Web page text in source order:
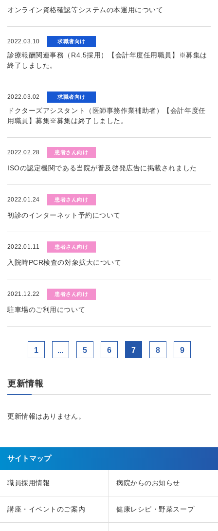
オンライン資格確認等システムの本運用について
2022.03.10 求職者向け
診療報酬関連事務（R4.5採用）【会計年度任用職員】※募集は
終了しました。
2022.03.02 求職者向け
ドクターズアシスタント（医師事務作業補助者）【会計年度任
用職員】募集※募集は終了しました。
2022.02.28 患者さん向け
ISOの認定機関である当院が普及啓発広告に掲載されました
2022.01.24 患者さん向け
初診のインターネット予約について
2022.01.11 患者さん向け
入院時PCR検査の対象拡大について
2021.12.22 患者さん向け
駐車場のご利用について
1 ... 5 6 7 8 9
更新情報
更新情報はありません。
サイトマップ
職員採用情報 病院からのお知らせ
講座・イベントのご案内 健康レシピ・野菜スープ